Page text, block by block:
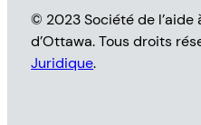
© 2023 Société de l’aide
d’Ottawa. Tous droits
Juridique.